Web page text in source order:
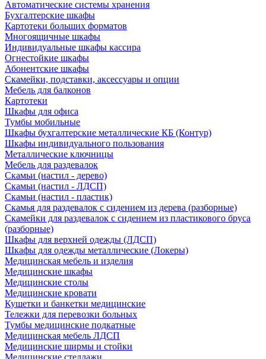
Автоматические системы хранения
Бухгалтерские шкафы
Картотеки больших форматов
Многоящичные шкафы
Индивидуальные шкафы кассира
Огнестойкие шкафы
Абонентские шкафы
Скамейки, подставки, аксессуары и опции
Мебель для балконов
Картотеки
Шкафы для офиса
Тумбы мобильные
Шкафы бухгалтерские металлические КБ (Контур)
Шкафы индивидуального пользования
Металлические ключницы
Мебель для раздевалок
Скамьи (настил - дерево)
Скамьи (настил - ЛДСП)
Скамьи (настил - пластик)
Скамья для раздевалок с сидением из дерева (разборные)
Скамейки для раздевалок с сидением из пластикового бруса
(разборные)
Шкафы для верхней одежды (ЛДСП)
Шкафы для одежды металлические (Локеры)
Медицинская мебель и изделия
Медицинские шкафы
Медицинские столы
Медицинские кровати
Кушетки и банкетки медицинские
Тележки для перевозки больных
Тумбы медицинские подкатные
Медицинская мебель ЛДСП
Медицинские ширмы и стойки
Медицинские стеллажи